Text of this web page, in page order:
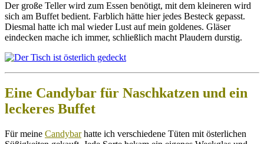
Der große Teller wird zum Essen benötigt, mit dem kleineren wird
sich am Buffet bedient. Farblich hätte hier jedes Besteck gepasst.
Diesmal hatte ich mal wieder Lust auf mein goldenes. Gläser
eindecken mache ich immer, schließlich macht Plaudern durstig.
Eine Candybar für Naschkatzen und ein
leckeres Buffet
Für meine Candybar hatte ich verschiedene Tüten mit österlichen